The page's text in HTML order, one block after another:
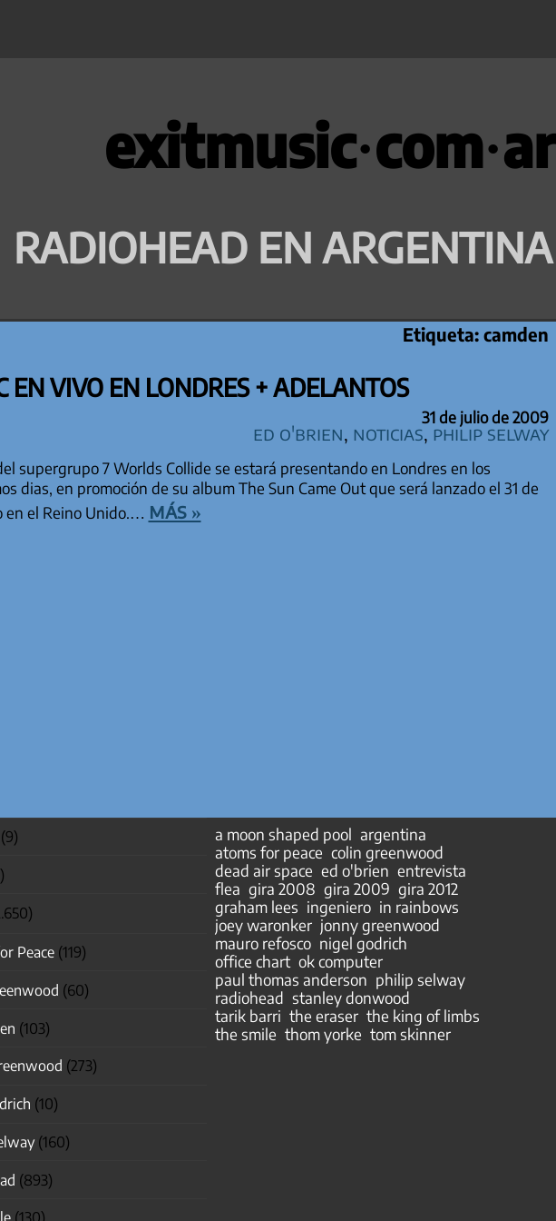
exitmusic·com·ar
RADIOHEAD EN ARGENTINA
Etiqueta: camden
EN VIVO EN LONDRES + ADELANTOS
31 de julio de 2009
Ed O'Brien Noticias Philip Selway
supergrupo 7 Worlds Collide se estará presentando en Londres en los
dias, en promoción de su album The Sun Came Out que será lanzado el 31 de
en el Reino Unido.… más »
Peace(119)
(60)
(103)
(273)
(10)
(160)
(893)
a moon shaped pool argentina
atoms for peace colin greenwood
dead air space ed o'brien entrevista
flea gira 2008 gira 2009 gira 2012
graham lees ingeniero in rainbows
joey waronker jonny greenwood
mauro refosco nigel godrich
office chart ok computer
paul thomas anderson philip selway
radiohead stanley donwood
tarik barri the eraser the king of limbs
the smile thom yorke tom skinner